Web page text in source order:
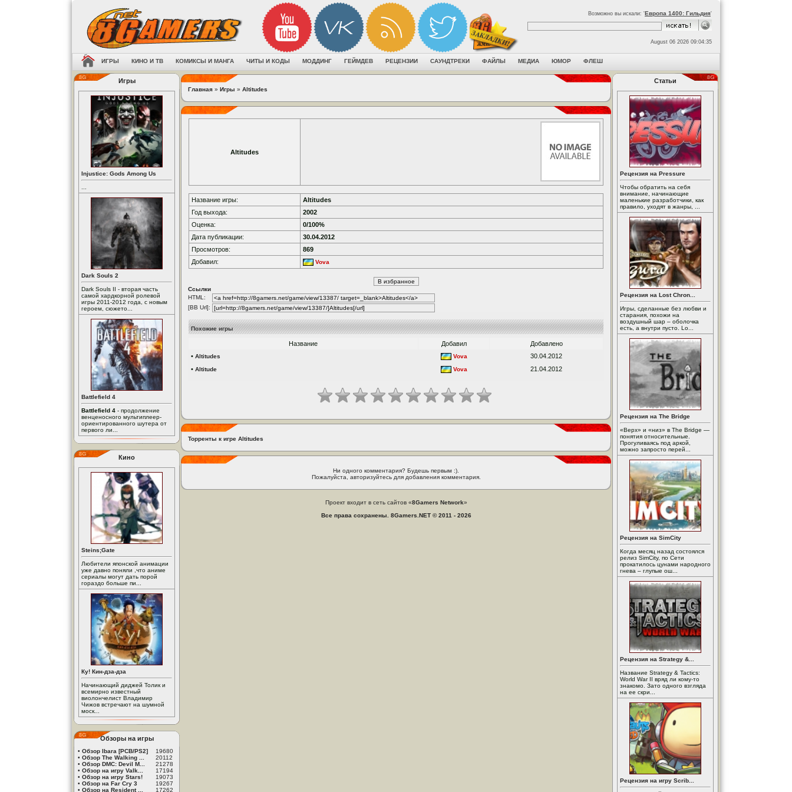
Возможно вы искали: 'Европа 1400: Гильдия'
August 06 2026 09:04:35
ИГРЫ КИНО И ТВ КОМИКСЫ И МАНГА ЧИТЫ И КОДЫ МОДДИНГ ГЕЙМДЕВ РЕЦЕНЗИИ САУНДТРЕКИ ФАЙЛЫ МЕДИА ЮМОР ФЛЕШ
Игры
Injustice: Gods Among Us
Dark Souls 2
Dark Souls II - вторая часть
самой хардкорной ролевой
игры 2011-2012 года, с новым
героем, сюжето...
Battlefield 4
Battlefield 4 - продолжение
венценосного мультиплеер-
ориентированного шутера от
первого ли...
Кино
Steins;Gate
Любители японской анимации
уже давно поняли ,что аниме
сериалы могут дать порой
гораздо больше пи...
Ку! Кин-дза-дза
Начинающий диджей Толик и
всемирно известный
виолончелист Владимир
Чижов встречают на шумной
моск...
Обзоры на игры
• Обзор Ibara [PCB/PS2]
19680
• Обзор The Walking ...
20112
• Обзор DMC: Devil M...
21278
• Обзор на игру Valk...
17194
• Обзор на игру Stars!
19073
• Обзор на Far Cry 3
19267
• Обзор на Resident ... 17262
Главная » Игры » Altitudes
Altitudes
Название игры:
Altitudes
Год выхода:
2002
Оценка:
0/100%
Дата публикации:
30.04.2012
Просмотров:
869
Добавил:
Vova
Ссылки
HTML:
[BB Url]:
Похожие игры
Название Добавил
Добавлено
• Altitudes Vova
30.04.2012
• Altitude Vova 21.04.2012
Торренты к игре Altitudes
Ни одного комментария? Будешь первым :).
Пожалуйста, авторизуйтесь для добавления комментария.
Проект входит в сеть сайтов «8Gamers Network»
Все права сохранены. 8Gamers.NET © 2011 - 2026
Статьи
Рецензия на Pressure
Чтобы обратить на себя
внимание, начинающие
маленькие разработчики, как
правило, уходят в жанры, ...
Рецензия на Lost Chron...
Игры, сделанные без любви и
старания, похожи на
воздушный шар – оболочка
есть, а внутри пусто. Lo...
Рецензия на The Bridge
«Верх» и «низ» в The Bridge —
понятия относительные.
Прогуливаясь под аркой,
можно запросто перей...
Рецензия на SimCity
Когда месяц назад состоялся
релиз SimCity, по Сети
прокатилось цунами народного
гнева – глупые ош...
Рецензия на Strategy &...
Название Strategy & Tactics:
World War II вряд ли кому-то
знакомо. Зато одного взгляда
на ее скри...
Рецензия на игру Scrib...